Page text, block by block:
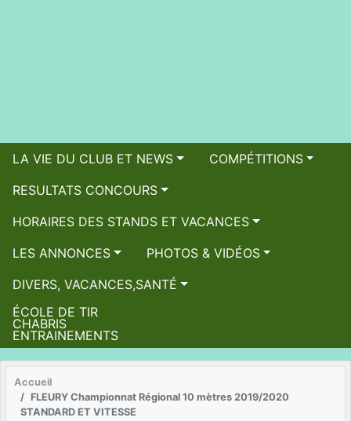
LA VIE DU CLUB ET NEWS
COMPÉTITIONS
RESULTATS CONCOURS
HORAIRES DES STANDS ET VACANCES
LES ANNONCES
PHOTOS & VIDÉOS
DIVERS, VACANCES,SANTÉ
ÉCOLE DE TIR
CHABRIS
ENTRAINEMENTS
Accueil
FLEURY Championnat Régional 10 mètres 2019/2020
STANDARD ET VITESSE